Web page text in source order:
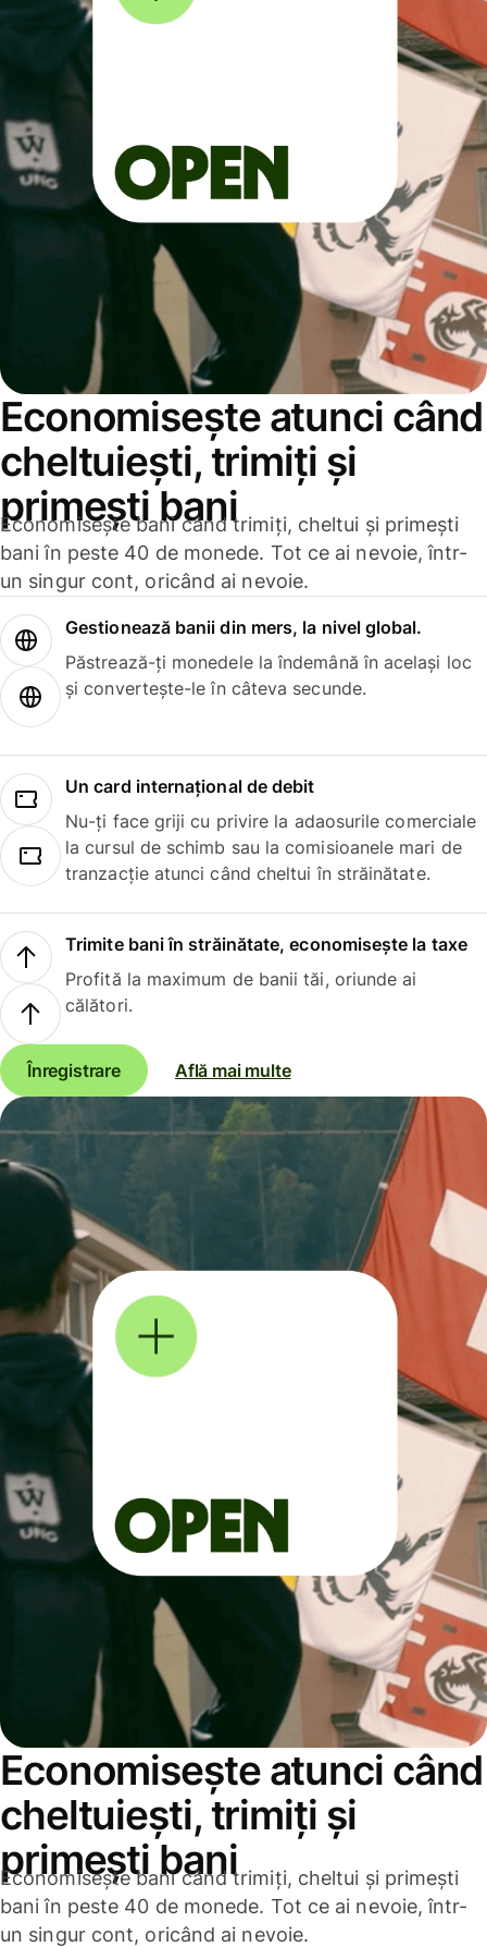
Economisește atunci când
cheltuiești, trimiți și
primești bani
Economisește bani când trimiți, cheltui și primești
bani în peste 40 de monede. Tot ce ai nevoie, într-
un singur cont, oricând ai nevoie.
Gestionează banii din mers, la nivel global.
Păstrează-ți monedele la îndemână în același loc
și convertește-le în câteva secunde.
Un card internațional de debit
Nu-ți face griji cu privire la adaosurile comerciale
la cursul de schimb sau la comisioanele mari de
tranzacție atunci când cheltui în străinătate.
Trimite bani în străinătate, economisește la taxe
Profită la maximum de banii tăi, oriunde ai
călători.
Înregistrare Află mai multe
Economisește atunci când
cheltuiești, trimiți și
primești bani
Economisește bani când trimiți, cheltui și primești
bani în peste 40 de monede. Tot ce ai nevoie, într-
un singur cont, oricând ai nevoie.